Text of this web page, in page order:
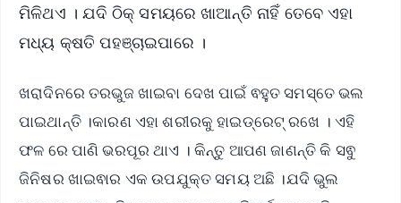
ମିଳିଥଏ । ଯଦି ଠିକ୍ ସମୟରେ ଖାଆନ୍ତି ନାହିଁ ତେବେ ଏହା
ମଧ୍ୟ କ୍ଷତି ପହଞ୍ଚାଇପାରେ ।
ଖରାଦିନରେ ତରଭୁଜ ଖାଇବା ଦେଖ ପାଇଁ ଵହୁତ ସମସ୍ତେ ଭଲ
ପାଇଥାନ୍ତି ।କାରଣ ଏହା ଶରୀରକୁ ହାଇଡ୍ରେଟ୍ ରଖେ । ଏହି
ଫଳ ରେ ପାଣି ଭରପୂର ଥାଏ । କିନ୍ତୁ ଆପଣ ଜାଣନ୍ତି କି ସଵୁ
ଜିନିଷର ଖାଇଵାର ଏକ ଉପଯୁକ୍ତ ସମୟ ଅଛି ।ଯଦି ଭୁଲ